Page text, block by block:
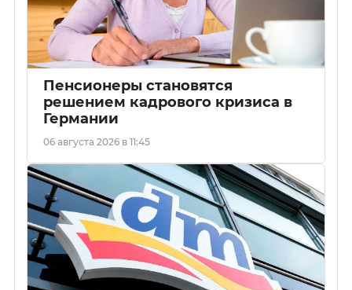
Пенсионеры становятся
решением кадрового кризиса в
Германии
06 августа 2026 в 11:45